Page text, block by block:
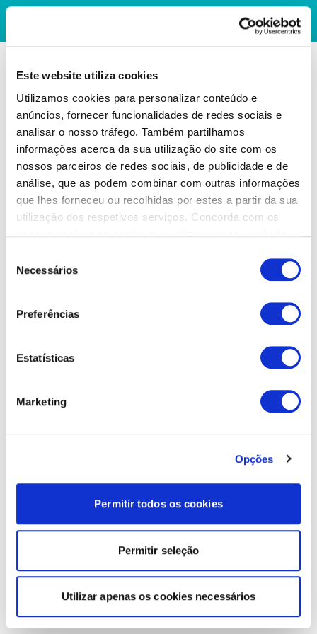
Este website utiliza cookies
Utilizamos cookies para personalizar conteúdo e
anúncios, fornecer funcionalidades de redes sociais e
analisar o nosso tráfego. Também partilhamos
informações acerca da sua utilização do site com os
nossos parceiros de redes sociais, de publicidade e de
análise, que as podem combinar com outras informações
que lhes forneceu ou recolhidas por estes a partir da sua
utilização dos respetivos serviços. Concorda com os
Necessários
Preferências
Estatísticas
Marketing
Opções
Permitir todos os cookies
Permitir seleção
Utilizar apenas os cookies necessários